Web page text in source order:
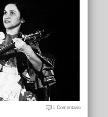
1 Comentario